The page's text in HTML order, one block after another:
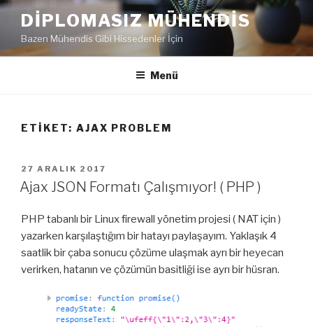
İçeriğe
DIPLOMASIZ MÜHENDIS
Bazen Mühendis Gibi Hissedenler İçin
Menü
ETIKET: AJAX PROBLEM
YAYIM
TARIHI
27 ARALIK 2017
Ajax JSON Formatı Çalışmıyor! ( PHP )
PHP tabanlı bir Linux firewall yönetim projesi ( NAT için )
yazarken karşılaştığım bir hatayı paylaşayım. Yaklaşık 4
saatlik bir çaba sonucu çözüme ulaşmak ayrı bir heyecan
verirken, hatanın ve çözümün basitliği ise ayrı bir hüsran.